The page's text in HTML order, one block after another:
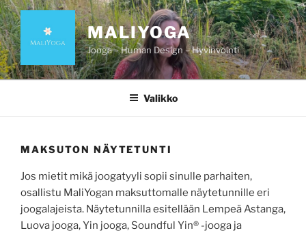
Siirry
sisältöön
MALIYOGA
Jooga – Human Design – Hyvinvointi
Valikko
MAKSUTON NÄYTETUNTI
Jos mietit mikä joogatyyli sopii sinulle parhaiten,
osallistu MaliYogan maksuttomalle näytetunnille eri
joogalajeista. Näytetunnilla esitellään Lempeä Astanga,
Luova jooga, Yin jooga, Soundful Yin® -jooga ja